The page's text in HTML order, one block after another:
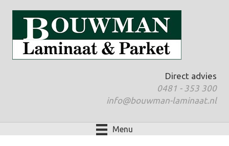
Direct advies
0481 - 353 300
info@bouwman-laminaat.nl
Menu